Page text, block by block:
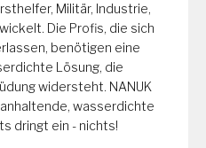
Militär, Industrie,
Die Profis, die sich
benötigen eine
Lösung, die
widersteht. NANUK
wasserdichte
dringt ein - nichts!